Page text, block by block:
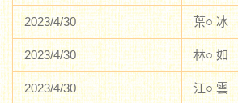
2023/4/30 葉○ 冰
2023/4/30 林○ 如
2023/4/30 江○ 雲